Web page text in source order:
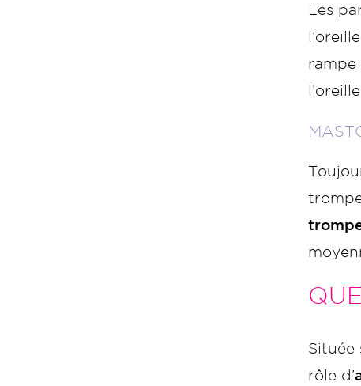
Les
rampe
Située
rôle d’